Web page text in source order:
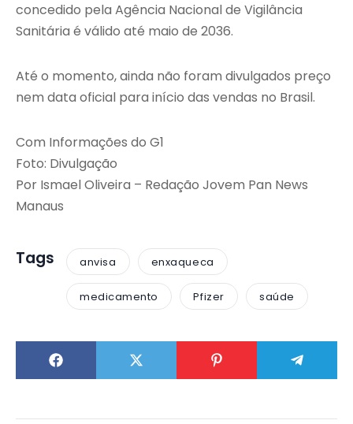
concedido pela Agência Nacional de Vigilância
Sanitária é válido até maio de 2036.
Até o momento, ainda não foram divulgados preço
nem data oficial para início das vendas no Brasil.
Com Informações do G1
Foto: Divulgação
Por Ismael Oliveira – Redação Jovem Pan News
Manaus
Tags anvisa enxaqueca
medicamento Pfizer saúde